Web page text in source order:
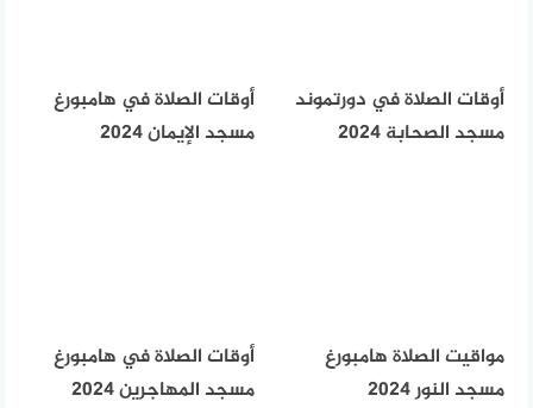
أوقات الصلاة في دورتموند
مسجد الصحابة 2024
أوقات الصلاة في هامبورغ
مسجد الإيمان 2024
مواقيت الصلاة هامبورغ
مسجد النور 2024
أوقات الصلاة في هامبورغ
مسجد المهاجرين 2024